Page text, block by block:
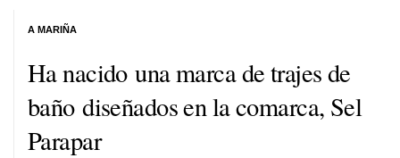
Ha nacido una marca de trajes de
baño diseñados en la comarca, Sel
Parapar
A MARIÑA